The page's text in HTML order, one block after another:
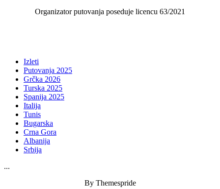
Organizator putovanja poseduje licencu 63/2021
Izleti
Putovanja 2025
Grčka 2026
Turska 2025
Spanija 2025
Italija
Tunis
Bugarska
Crna Gora
Albanija
Srbija
...
By Themespride